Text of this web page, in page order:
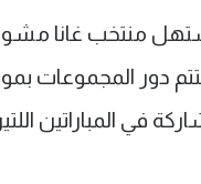
منتخب غانا
في المباراتين